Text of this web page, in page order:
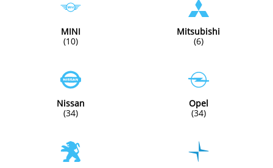
MINI
(10)
Mitsubishi
(6)
Nissan
(34)
Opel
(34)